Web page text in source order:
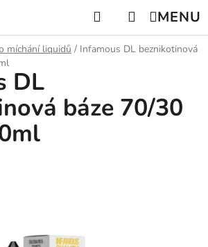
Hledat NÁKUPNÍ
KOŠÍK
míchání liquidů / Infamous DL beznikotinová
DL
báze 70/30